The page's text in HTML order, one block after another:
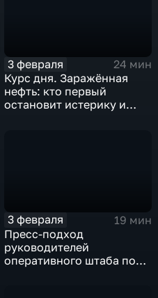
3 февраля
24 мин
Курс дня. Заражённая
нефть: кто первый
остановит истерику и
3 февраля
19 мин
Пресс-подход
руководителей
оперативного штаба по